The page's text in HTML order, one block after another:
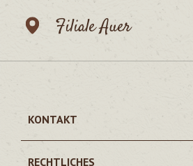
Filiale Auer
KONTAKT
RECHTLICHES